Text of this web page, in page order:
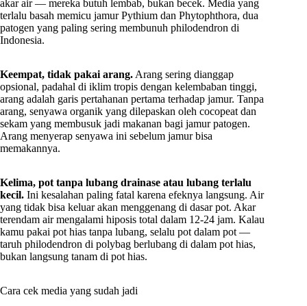
akar air — mereka butuh lembab, bukan becek. Media yang
terlalu basah memicu jamur Pythium dan Phytophthora, dua
patogen yang paling sering membunuh philodendron di
Indonesia.
Keempat, tidak pakai arang. Arang sering dianggap
opsional, padahal di iklim tropis dengan kelembaban tinggi,
arang adalah garis pertahanan pertama terhadap jamur. Tanpa
arang, senyawa organik yang dilepaskan oleh cocopeat dan
sekam yang membusuk jadi makanan bagi jamur patogen.
Arang menyerap senyawa ini sebelum jamur bisa
memakannya.
Kelima, pot tanpa lubang drainase atau lubang terlalu
kecil. Ini kesalahan paling fatal karena efeknya langsung. Air
yang tidak bisa keluar akan menggenang di dasar pot. Akar
terendam air mengalami hiposis total dalam 12-24 jam. Kalau
kamu pakai pot hias tanpa lubang, selalu pot dalam pot —
taruh philodendron di polybag berlubang di dalam pot hias,
bukan langsung tanam di pot hias.
Cara cek media yang sudah jadi